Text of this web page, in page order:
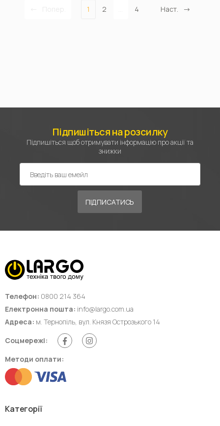
1 2 4 Наст.
Підпишіться на розсилку
Підпишіться щоб отримувати інформацію про акції та
знижки
ПІДПИСАТИСЬ
Телефон: 0800 214 364
Електронна пошта: info@largo.com.ua
Адреса: м. Тернопіль, вул. Князя Острозького 14
Соцмережі:
Методи оплати:
Категорії